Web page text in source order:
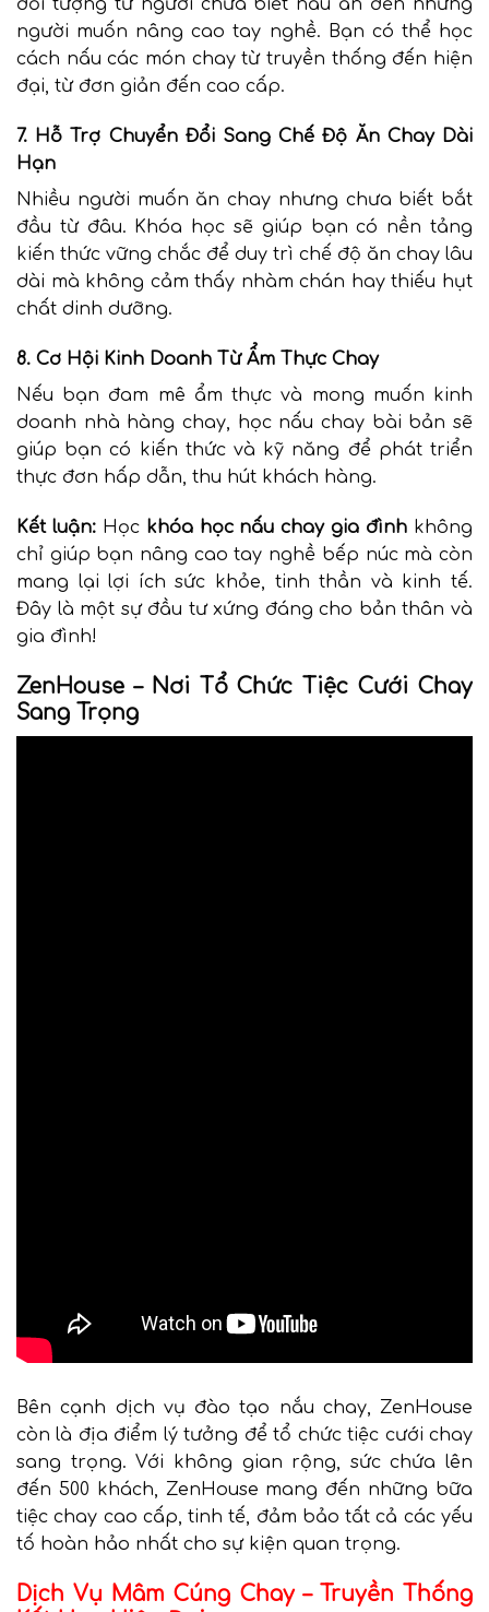
đối tượng từ người chưa biết nấu ăn đến những
người muốn nâng cao tay nghề. Bạn có thể học
cách nấu các món chay từ truyền thống đến hiện
đại, từ đơn giản đến cao cấp.
7. Hỗ Trợ Chuyển Đổi Sang Chế Độ Ăn Chay Dài
Hạn
Nhiều người muốn ăn chay nhưng chưa biết bắt
đầu từ đâu. Khóa học sẽ giúp bạn có nền tảng
kiến thức vững chắc để duy trì chế độ ăn chay lâu
dài mà không cảm thấy nhàm chán hay thiếu hụt
chất dinh dưỡng.
8. Cơ Hội Kinh Doanh Từ Ẩm Thực Chay
Nếu bạn đam mê ẩm thực và mong muốn kinh
doanh nhà hàng chay, học nấu chay bài bản sẽ
giúp bạn có kiến thức và kỹ năng để phát triển
thực đơn hấp dẫn, thu hút khách hàng.
Kết luận:Học khóa học nấu chay gia đình không
chỉ giúp bạn nâng cao tay nghề bếp núc mà còn
mang lại lợi ích sức khỏe, tinh thần và kinh tế.
Đây là một sự đầu tư xứng đáng cho bản thân và
gia đình!
ZenHouse – Nơi Tổ Chức Tiệc Cưới Chay
Sang Trọng
Bên cạnh dịch vụ đào tạo nắu chay, ZenHouse
còn là địa điểm lý tưởng để tổ chức tiệc cưới chay
sang trọng. Với không gian rộng, sức chứa lên
đến 500 khách, ZenHouse mang đến những bữa
tiệc chay cao cấp, tinh tế, đảm bảo tất cả các yếu
tố hoàn hảo nhất cho sự kiện quan trọng.
Dịch Vụ Mâm Cúng Chay – Truyền Thống